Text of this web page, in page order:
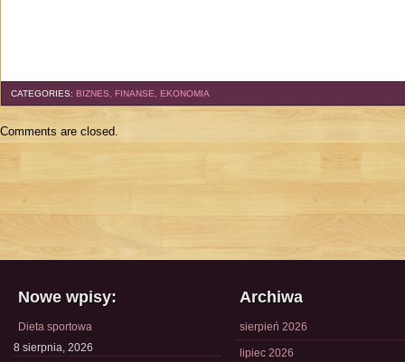
CATEGORIES: BIZNES, FINANSE, EKONOMIA
Comments are closed.
Nowe wpisy:
Dieta sportowa
8 sierpnia, 2026
Archiwa
sierpień 2026
lipiec 2026